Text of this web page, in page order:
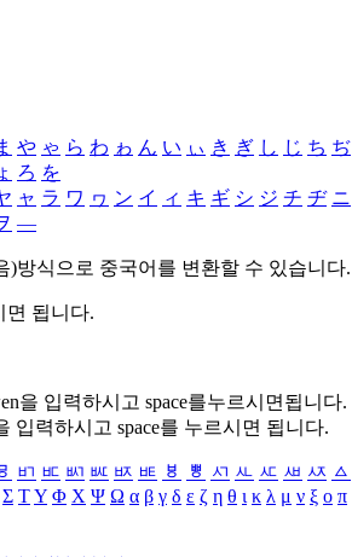
や ゃ ら わ ゎ ん い ぃ き ぎ し じ ち ぢ
ろ を
ャ ラ ワ ヮ ン イ ィ キ ギ シ ジ チ ヂ ニ
―
)방식으로 중국어를 변환할 수 있습니다.
면 됩니다.
을 입력하시고 space를누르시면됩니다.
입력하시고 space를 누르시면 됩니다.
ㅲ ㅳ ㅴ ㅵ ㅶ ㅷ ㅸ ㅹ ㅺ ㅻ ㅼ ㅽ ㅾ ㅿ
Σ ΤΥ Φ Χ Ψ Ω α β γ δ ε ζ η θ ι κ λ μ ν ξ ο π